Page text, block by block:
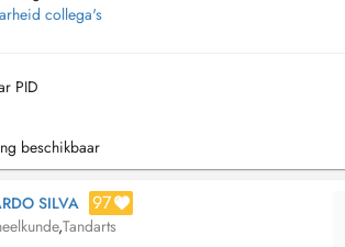
collega's
PID
beschikbaar
SILVA 97
,Tandarts